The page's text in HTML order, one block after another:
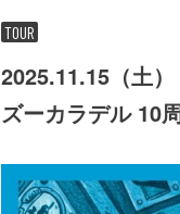
TOUR
2025.11.15（土）
ズーカラデル 10